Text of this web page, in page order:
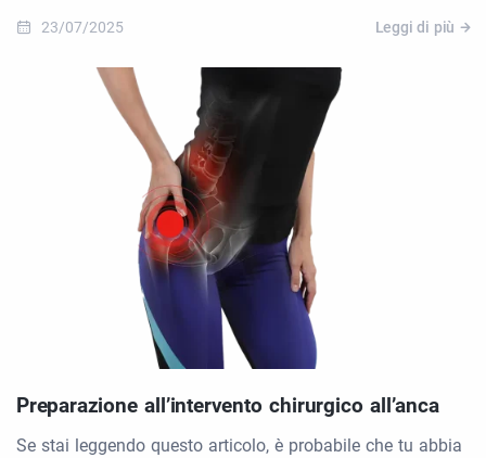
23/07/2025 Leggi di più
Preparazione all’intervento chirurgico all’anca
Se stai leggendo questo articolo, è probabile che tu abbia